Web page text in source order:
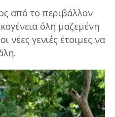
από το περιβάλλον
όλη μαζεμένη
νέες γενιές έτοιμες να